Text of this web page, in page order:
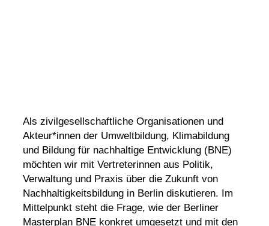
Als zivil­ge­sell­schaft­liche Orga­ni­sa­tionen und
Akteur*innen der Umwelt­bil­dung, Klima­bil­dung
und Bildung für nach­hal­tige Entwick­lung (BNE)
möchten wir mit Vertre­te­rinnen aus Politik,
Verwal­tung und Praxis über die Zukunft von
Nach­hal­tig­keits­bil­dung in Berlin disku­tieren. Im
Mittel­punkt steht die Frage, wie der Berliner
Master­plan BNE konkret umge­setzt und mit den